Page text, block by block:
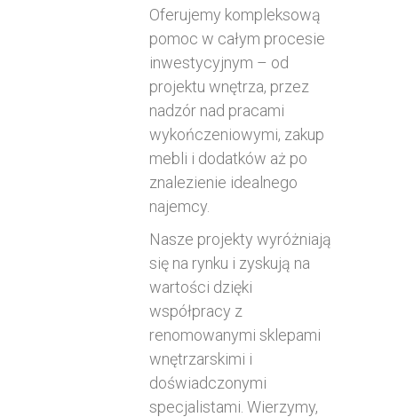
Oferujemy kompleksową
pomoc w całym procesie
inwestycyjnym – od
projektu wnętrza, przez
nadzór nad pracami
wykończeniowymi, zakup
mebli i dodatków aż po
znalezienie idealnego
najemcy.
Nasze projekty wyróżniają
się na rynku i zyskują na
wartości dzięki
współpracy z
renomowanymi sklepami
wnętrzarskimi i
doświadczonymi
specjalistami. Wierzymy,